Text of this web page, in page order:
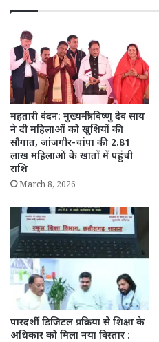
महतारी वंदन: मुख्यमंत्री विष्णु देव साय
ने दी महिलाओं को खुशियों की
सौगात, जांजगीर-चांपा की 2.81
लाख महिलाओं के खातों में पहुंची
राशि
March 8, 2026
पारदर्शी डिजिटल प्रक्रिया से शिक्षा के
अधिकार को मिला नया विस्तार :